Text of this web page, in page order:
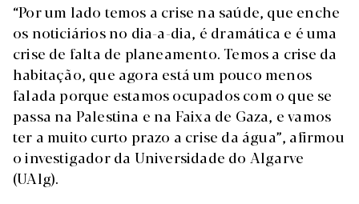
“Por um lado temos a crise na saúde, que enche
os noticiários no dia-a-dia, é dramática e é uma
crise de falta de planeamento. Temos a crise da
habitação, que agora está um pouco menos
falada porque estamos ocupados com o que se
passa na Palestina e na Faixa de Gaza, e vamos
ter a muito curto prazo a crise da água”, afirmou
o investigador da Universidade do Algarve
(UAlg).